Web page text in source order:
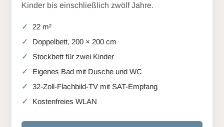
Kinder bis einschließlich zwölf Jahre.
22 m²
Doppelbett, 200 × 200 cm
Stockbett für zwei Kinder
Eigenes Bad mit Dusche und WC
32-Zoll-Flachbild-TV mit SAT-Empfang
Kostenfreies WLAN